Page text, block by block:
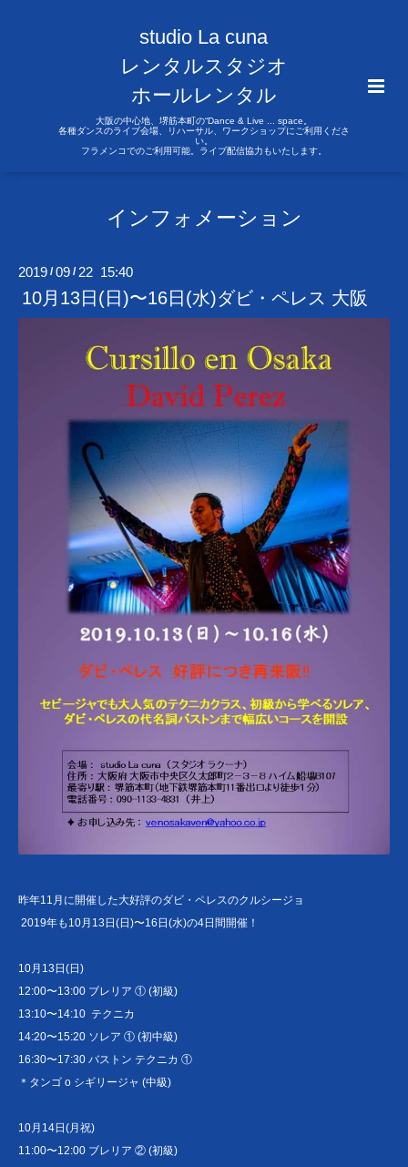
studio La cuna
レンタルスタジオ
ホールレンタル
大阪の中心地、堺筋本町の“Dance & Live ... space。
各種ダンスのライブ会場、リハーサル、ワークショップにご利用くださ
い。
フラメンコでのご利用可能。ライブ配信協力もいたします。
インフォメーション
2019 /09 / 22 15:40
10月13日(日)〜16日(水)ダビ・ペレス 大阪
昨年11月に開催した大好評のダビ・ペレスのクルシージョ
2019年も10月13日(日)〜16日(水)の4日間開催！
10月13日(日)
12:00〜13:00 ブレリア ① (初級)
13:10〜14:10 テクニカ
14:20〜15:20 ソレア ① (初中級)
16:30〜17:30 バストン テクニカ ①
＊タンゴ o シギリージャ (中級)
10月14日(月祝)
11:00〜12:00 ブレリア ② (初級)